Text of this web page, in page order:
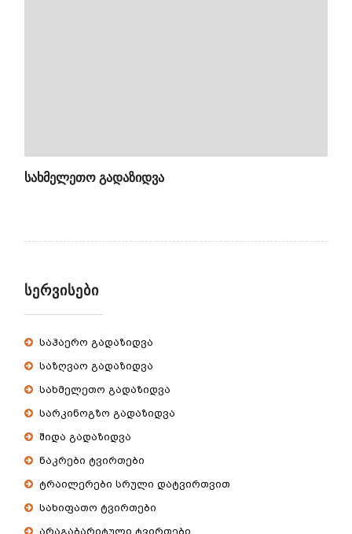
ᲡᲐᲮᲛᲔᲚᲔᲗᲝ ᲒᲐᲓᲐᲖᲘᲓᲕᲐ
ᲡᲔᲠᲕᲘᲡᲔᲑᲘ
საჰაერო გადაზიდვა
საზღვაო გადაზიდვა
სახმელეთო გადაზიდვა
სარკინოგზო გადაზიდვა
შიდა გადაზიდვა
ნაკრები ტვირთები
ტრაილერები სრული დატვირთვით
სახიფათო ტვირთები
არაგაბარიტული ტვირთები